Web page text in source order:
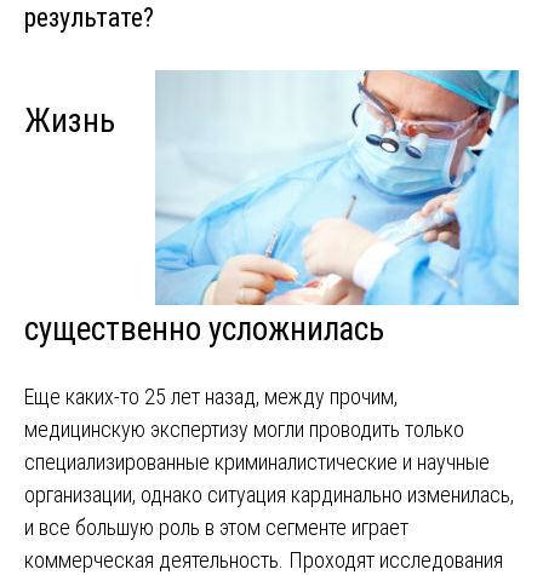
результате?
Жизнь
существенно усложнилась
Еще каких-то 25 лет назад, между прочим,
медицинскую экспертизу могли проводить только
специализированные криминалистические и научные
организации, однако ситуация кардинально изменилась,
и все большую роль в этом сегменте играет
коммерческая деятельность. Проходят исследования